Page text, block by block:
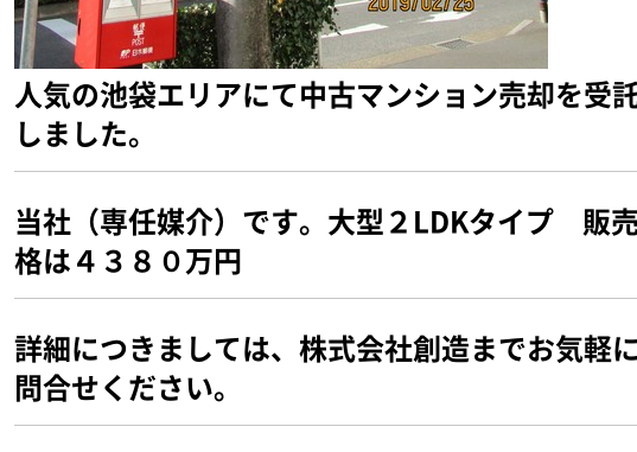
人気の池袋エリアにて中古マンション売却を受
しました。
当社（専任媒介）です。大型２LDKタイプ 販
格は４３８０万円
詳細につきましては、株式会社創造までお気軽
問合せください。